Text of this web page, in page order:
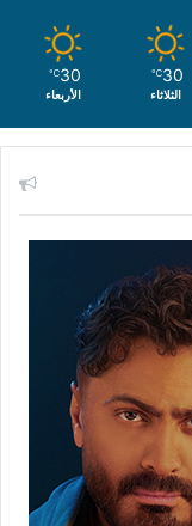
30
℃
الثلاثاء
30
℃
الأربعاء